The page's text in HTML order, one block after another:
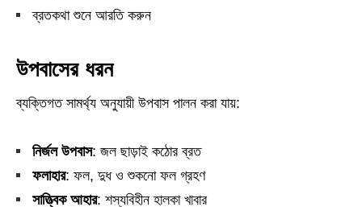
ব্রতকথা শুনে আরতি করুন
উপবাসের ধরন
ব্যক্তিগত সামর্থ্য অনুযায়ী উপবাস পালন করা যায়:
নির্জল উপবাস: জল ছাড়াই কঠোর ব্রত
ফলাহার: ফল, দুধ ও শুকনো ফল গ্রহণ
সাত্ত্বিক আহার: শস্যবিহীন হালকা খাবার